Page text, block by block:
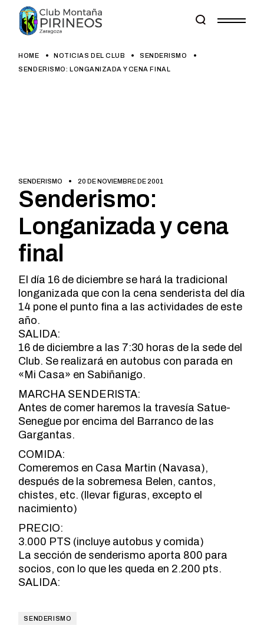
content
HOME NOTICIAS DEL CLUB
SENDERISMO
SENDERISMO: LONGANIZADA Y CENA FINAL
SENDERISMO 20 DE NOVIEMBRE DE 2001
Senderismo:
Longanizada y cena
final
El día 16 de diciembre se hará la tradicional
longanizada que con la cena senderista del día
14 pone el punto fina a las actividades de este
año.
SALIDA:
16 de diciembre a las 7:30 horas de la sede del
Club. Se realizará en autobus con parada en
«Mi Casa» en Sabiñanigo.
MARCHA SENDERISTA:
Antes de comer haremos la travesía Satue-
Senegue por encima del Barranco de las
Gargantas.
COMIDA:
Comeremos en Casa Martin (Navasa),
después de la sobremesa Belen, cantos,
chistes, etc. (llevar figuras, excepto el
nacimiento)
PRECIO:
3.000 PTS (incluye autobus y comida)
La sección de senderismo aporta 800 para
socios, con lo que les queda en 2.200 pts.
SALIDA:
SENDERISMO